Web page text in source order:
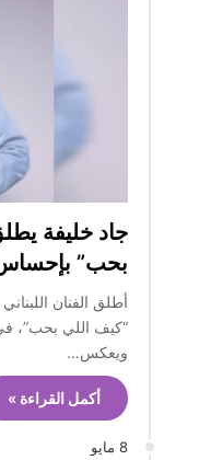
جاد خليفة
بحب”
أطلق الفنان
“كيف اللي بحب”،
ويعكس…
أكمل القراءة »
8 مايو